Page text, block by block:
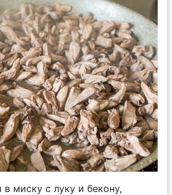
миску с луку и бекону,